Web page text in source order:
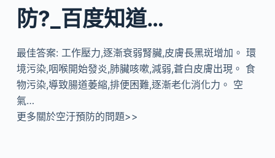
防?_百度知道…
最佳答案: 工作壓力,逐漸衰弱腎臟,皮膚長黑斑增加。 環
境污染,咽喉開始發炎,肺臟咳嗽,減弱,蒼白皮膚出現。 食
物污染,導致腸道萎縮,排便困難,逐漸老化消化力。 空
氣…
更多關於空汙預防的問題>>